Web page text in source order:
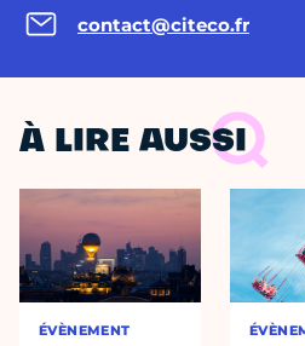
contact@citeco.fr
À LIRE AUSSI
ÉVÈNEMENT